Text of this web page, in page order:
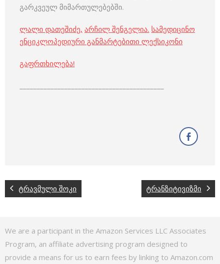
გარკვეულ მიმართულებებში.
ლალი დათეშიძე, არჩილ შენგელია. სამედიცინო
ენციკლოპედიური განმარტებითი ლექსიკონი
გაფრთხილება!
ტრავმული შოკი ტრანზიტივიზმი
We are a participant in the Amazon Services LLC Associates
Program, an affiliate advertising program designed to
provide a means for us to earn fees by linking to Amazon.com